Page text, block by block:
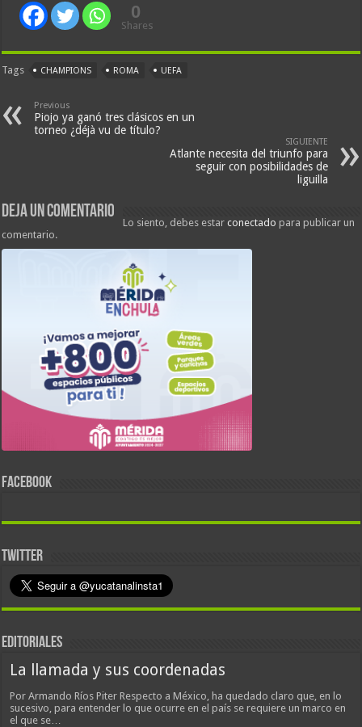
0
Shares
Tags CHAMPIONS ROMA UEFA
Previous
Piojo ya ganó tres clásicos en un
torneo ¿déjà vu de título?
SIGUIENTE
Atlante necesita del triunfo para
seguir con posibilidades de
liguilla
Deja un comentario
Lo siento, debes estarconectado para publicar un
comentario.
FACEBOOK
TWITTER
EDITORIALES
La llamada y sus coordenadas
Por Armando Ríos Piter Respecto a México, ha quedado claro que, en lo
sucesivo, para entender lo que ocurre en el país se requiere un marco en
el que se…